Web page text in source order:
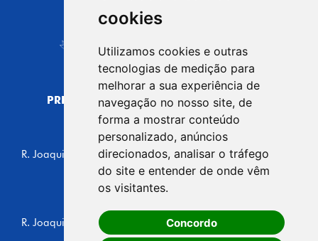
cookies
Utilizamos cookies e outras
tecnologias de medição para
melhorar a sua experiência de
navegação no nosso site, de
forma a mostrar conteúdo
personalizado, anúncios
direcionados, analisar o tráfego
do site e entender de onde vêm
os visitantes.
Concordo
CIDADE DE
Carapicuíba
PREFEITURA MUNICIPAL DE CARAPICUÍBA
CNPJ: 44.892.693/0001-40
CENTRO ADMINISTRATIVO
R. Joaquim das Neves, 211 - Vila Caldas, Carapicuíba/SP
CEP: 06310-030, Brasil
Telefone: 4164-5500
GABINETE DO PREFEITO
R. Joaquim das Neves, 205 - Vila Caldas, Carapicuíba/SP
CEP: 06310-030, Brasil